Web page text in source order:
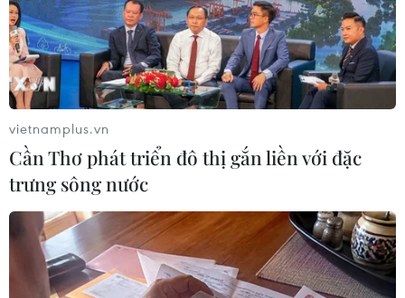
#Thứ trưởng Thứ nhất Bộ Ngoại giao Triều Tiên Choe Son-
hui
#Phi hạt nhân hóa
#Tổng thống Mỹ Donald Trump
vietnamplus.vn
Cần Thơ phát triển đô thị gắn liền với đặc
trưng sông nước